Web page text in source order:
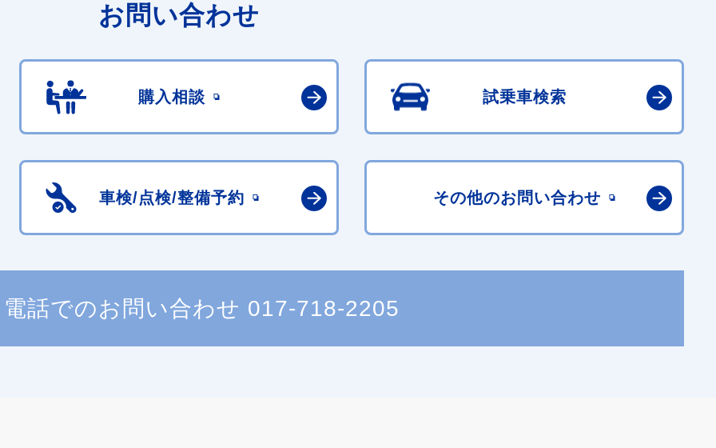
お問い合わせ
購入相談 試乗車検索
車検/点検/整備予約 その他のお問い合わせ
電話でのお問い合わせ 017-718-2205